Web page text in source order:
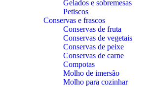
Gelados e sobremesas
Petiscos
Conservas e frascos
Conservas de fruta
Conservas de vegetais
Conservas de peixe
Conservas de carne
Compotas
Molho de imersão
Molho para cozinhar